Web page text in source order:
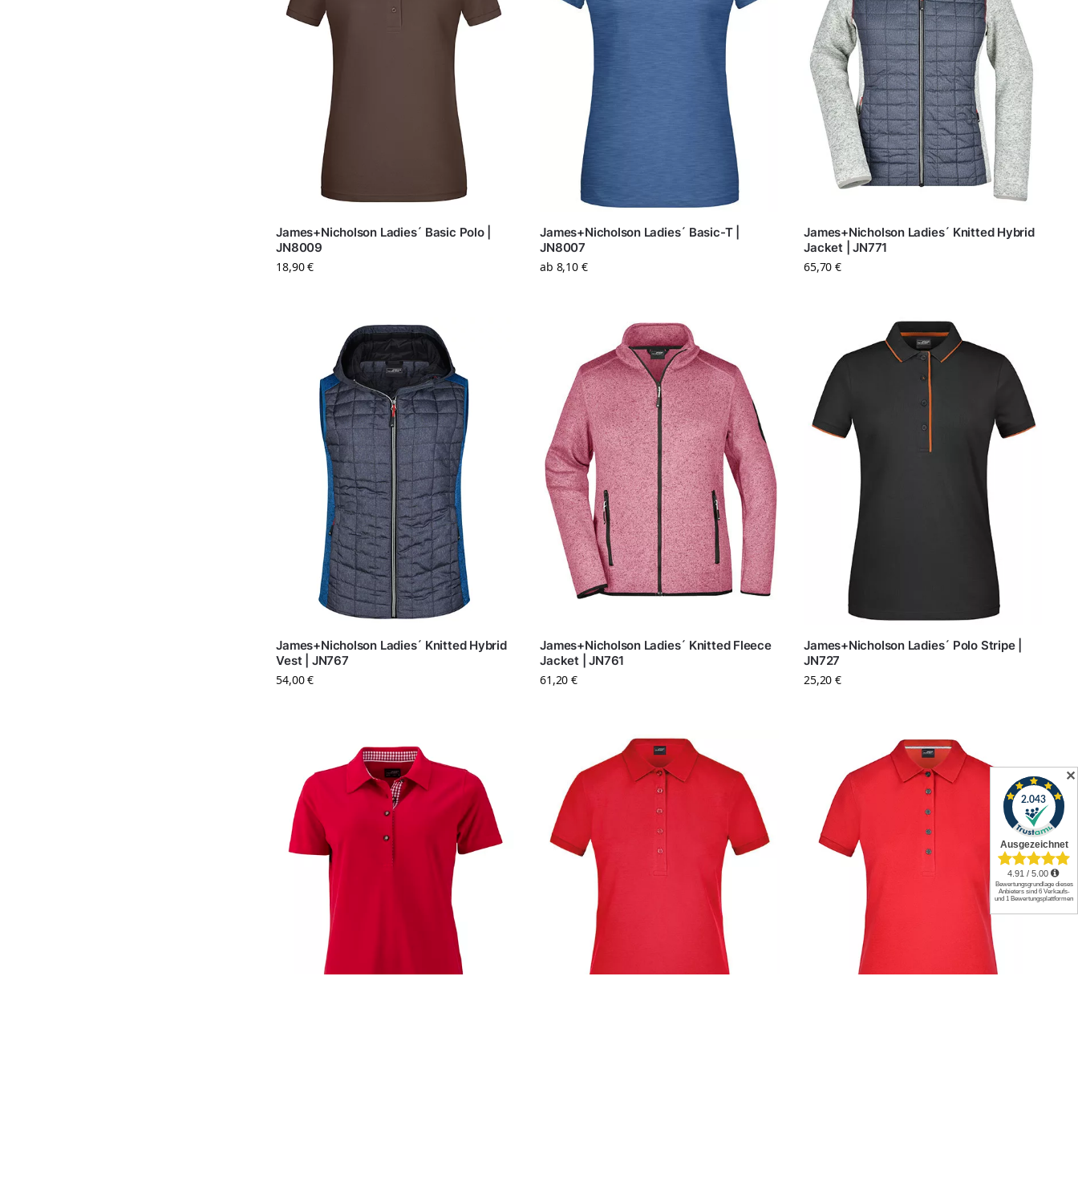
James+Nicholson Ladies´ Basic Polo |
JN8009
18,90€
James+Nicholson Ladies´ Basic-T |
JN8007
ab 8,10 €
James+Nicholson Ladies´ Knitted Hybrid
Jacket | JN771
65,70€
James+Nicholson Ladies´ Knitted Hybrid
Vest | JN767
54,00€
James+Nicholson Ladies´ Knitted Fleece
Jacket | JN761
61,20€
James+Nicholson Ladies´ Polo Stripe |
JN727
25,20€
✕